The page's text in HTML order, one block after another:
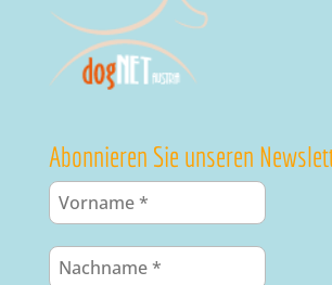
Abonnieren Sie unseren